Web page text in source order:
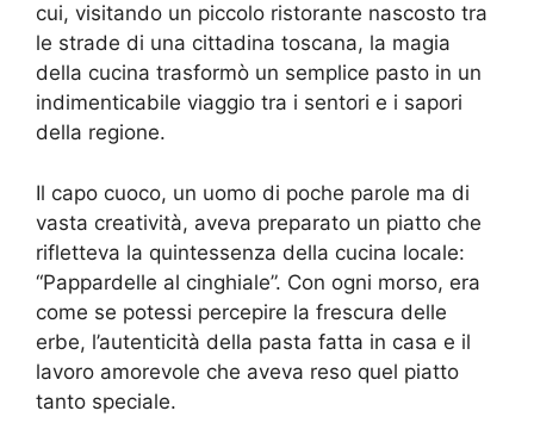
cui, visitando un piccolo ristorante nascosto tra
le strade di una cittadina toscana, la magia
della cucina trasformò un semplice pasto in un
indimenticabile viaggio tra i sentori e i sapori
della regione.
Il capo cuoco, un uomo di poche parole ma di
vasta creatività, aveva preparato un piatto che
rifletteva la quintessenza della cucina locale:
“Pappardelle al cinghiale”. Con ogni morso, era
come se potessi percepire la frescura delle
erbe, l’autenticità della pasta fatta in casa e il
lavoro amorevole che aveva reso quel piatto
tanto speciale.